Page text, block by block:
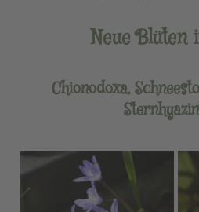
Neue Blüten
Chionodoxa,